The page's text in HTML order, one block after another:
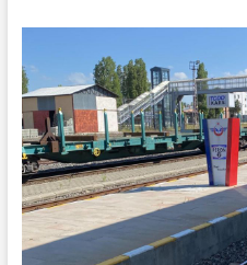
t
i
o
n
ь
я
: